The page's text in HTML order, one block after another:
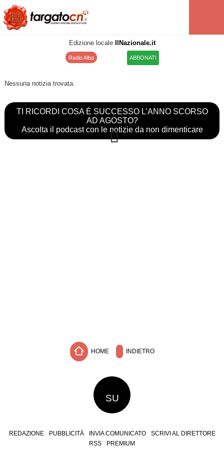
Edizione locale IlNazionale.it
Radio Alba ABBONATI
Nessuna notizia trovata.
TI RICORDI COSA È SUCCESSO L’ANNO SCORSO
AD AGOSTO?
Ascolta il podcast con le notizie da non dimenticare
HOME INDIETRO
SU
REDAZIONE PUBBLICITÀ INVIA COMUNICATO
SCRIVI AL DIRETTORE
RSS
PREMIUM